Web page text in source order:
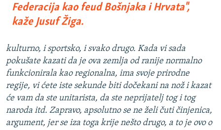
Federacija kao feud Bošnjaka i Hrvata",
kaže Jusuf Žiga.
kulturno, i sportsko, i svako drugo. Kada vi sada
pokušate kazati da je ova zemlja od ranije normalno
funkcionirala kao regionalna, ima svoje prirodne
regije, vi ćete iste sekunde biti dočekani na nož i kazat
će vam da ste unitarista, da ste neprijatelj tog i tog
naroda itd. Zapravo, apsolutno se ne želi čuti činjenica,
argument, jer se iza toga krije nešto drugo, a to je ovo o